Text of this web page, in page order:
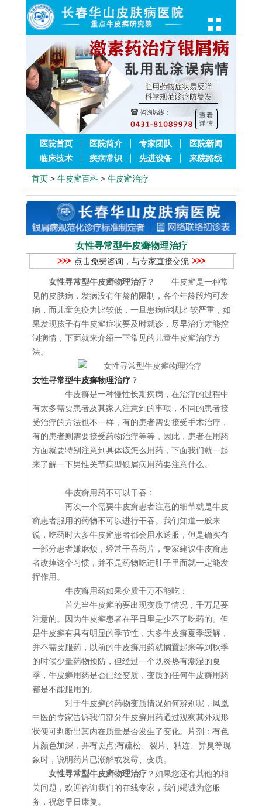
医院首页 医院简介 专家团队
医院新闻
临床技术
疾病常识 先进设备 来院路线
首页 > 牛皮癣百科 > 牛皮癣治疗
女性寻常型牛皮癣物理治疗
点击免费咨询，与专家直接交流
女性寻常型牛皮癣物理治疗 ？ 牛皮癣是一种常
见的皮肤病，发病没有年龄的限制，各个年龄段均可发
病，而儿童免疫力比较低，一旦患病症状比 较严重，如
果发现孩子有牛皮癣症状要及时就诊，尽早治疗才能控
制病情，下面就来介绍一下常见的儿童牛皮癣治疗方
法。
女性寻常型牛皮癣物理治疗 ？
牛皮癣是一种慢性长期疾病，在治疗的过程中
有太多需要患者及其家人注意到的事项，不同的患者接
受治疗的方法也不一样，有的患者需要接受手术治疗，
有的患者则需要接受药物治疗等等，因此，患者在用药
方面就要特别注意到具体该怎么用药，下面我们就一起
来了解一下男性关节病型银屑病用药要注意什么。
牛皮癣用药不可以干吞：
再次一个需要牛皮癣患者注意的细节就是牛皮
癣患者服用的药物不可以进行干吞。我们知道一般来
说，吃药时大多牛皮癣患者都会用水送服，但是确实有
一部分患者嫌麻烦，经常干吞药片，专家建议牛皮癣患
者改掉这个习惯，并不是药物吃进肚子里面就一定能发
挥作用。
牛皮癣用药如果变质千万不能吃：
首先当牛皮癣的要出现变质了情况，千万是要
注意的。因为牛皮癣患者在平日里是少不了吃药的。但
是牛皮癣有具有明显的季节性，大多牛皮癣夏季缓解，
并不需要服药，以前的牛皮癣用药就搁置起来等到秋季
的时候少量药物预防，但经过一个既炎热有潮湿的夏
季，牛皮癣用药是否已经变质，变质的任何牛皮癣用药
都是不能服用的。
对于牛皮癣的药物变质情况如何辨别呢，凤凰
中医的专家告诉我们部分牛皮癣用药通过观察其外观形
状便可判断出其内在质量是否发生了变化。片剂：有色
片颜色加深，并有斑点;有疏松、裂片、粘连、异臭等现
象时，说明药片已潮解或发霉、变质。
女性寻常型牛皮癣物理治疗 ？如果您还有其他的相
关问题，欢迎咨询我们的在线专家，我们竭诚为您服
务，祝您早日康复。